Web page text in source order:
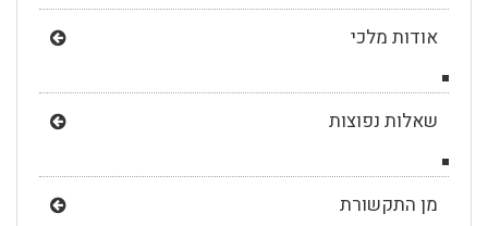
אודות מלכי
שאלות נפוצות
מן התקשורת